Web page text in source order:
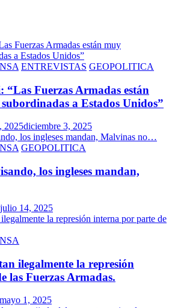
ENTREVISTAS GEOPOLITICA
Fuerzas Armadas están
a Estados Unidos”
2025diciembre 3, 2025
GEOPOLITICA
los ingleses mandan,
julio 14, 2025
ilegalmente la represión
las Fuerzas Armadas.
mayo 1, 2025